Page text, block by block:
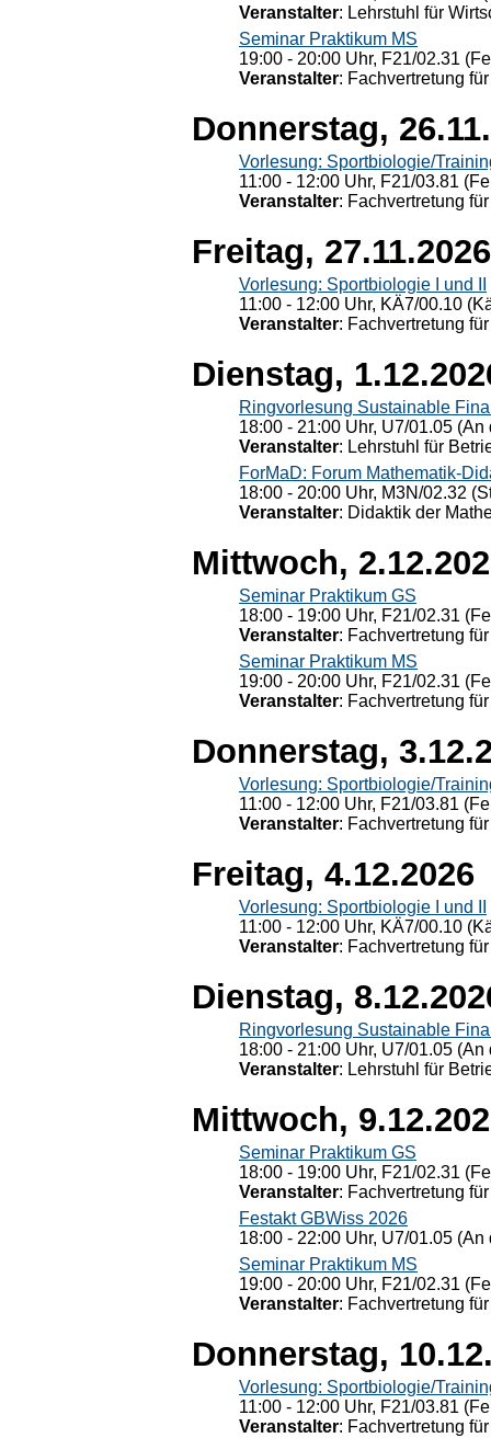
Veranstalter: Lehrstuhl für
Seminar Praktikum MS
19:00 - 20:00 Uhr, F21/02.31
Veranstalter: Fachvertretung
Donnerstag,
Vorlesung: Sportbiologie/
11:00 - 12:00 Uhr, F21/03.81
Veranstalter: Fachvertretung
Freitag, 27.11.2026
Vorlesung: Sportbiologie I und II
11:00 - 12:00 Uhr, KÄ7/00.10
Veranstalter: Fachvertretung
Dienstag,
Ringvorlesung Sustainable
18:00 - 21:00 Uhr, U7/01.05
Veranstalter: Lehrstuhl für
ForMaD: Forum Mathematik-
18:00 - 20:00 Uhr, M3N/02.32
Veranstalter: Didaktik der
Mittwoch,
Seminar Praktikum GS
18:00 - 19:00 Uhr, F21/02.31
Veranstalter: Fachvertretung
Seminar Praktikum MS
19:00 - 20:00 Uhr, F21/02.31
Veranstalter: Fachvertretung
Donnerstag,
Vorlesung: Sportbiologie/
11:00 - 12:00 Uhr, F21/03.81
Veranstalter: Fachvertretung
Freitag, 4.12.2026
Vorlesung: Sportbiologie I und II
11:00 - 12:00 Uhr, KÄ7/00.10
Veranstalter: Fachvertretung
Dienstag,
Ringvorlesung Sustainable
18:00 - 21:00 Uhr, U7/01.05
Veranstalter: Lehrstuhl für
Mittwoch,
Seminar Praktikum GS
18:00 - 19:00 Uhr, F21/02.31
Veranstalter: Fachvertretung
Festakt GBWiss 2026
18:00 - 22:00 Uhr, U7/01.05
Seminar Praktikum MS
19:00 - 20:00 Uhr, F21/02.31
Veranstalter: Fachvertretung
Donnerstag,
Vorlesung: Sportbiologie/
11:00 - 12:00 Uhr, F21/03.81
Veranstalter: Fachvertretung